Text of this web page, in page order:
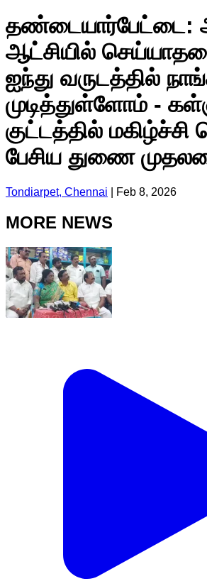
தண்டையார்பேட்டை:
ஆட்சியில்
ஐந்து வருடத்தில்
முடித்துள்ளோம் -
குட்டத்தில்
பேசிய துணை
Tondiarpet, Chennai Feb 8, 2026
MORE NEWS